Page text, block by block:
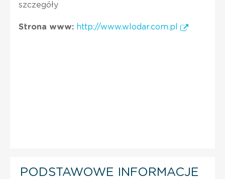
szczegóły
Strona www: http://www.wlodar.com.pl
PODSTAWOWE INFORMACJE